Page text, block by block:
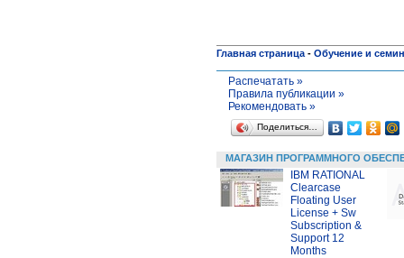
Главная страница - Обучение и
Распечатать »
Правила публикации »
Рекомендовать »
Поделиться…
МАГАЗИН ПРОГРАММНОГО
IBM RATIONAL
Clearcase
Floating User
License + Sw
Subscription &
Support 12
Months